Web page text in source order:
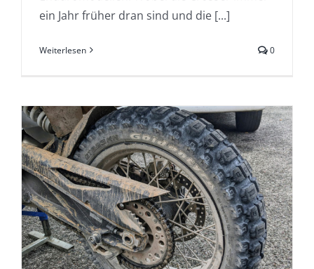
ein Jahr früher dran sind und die [...]
Weiterlesen 0